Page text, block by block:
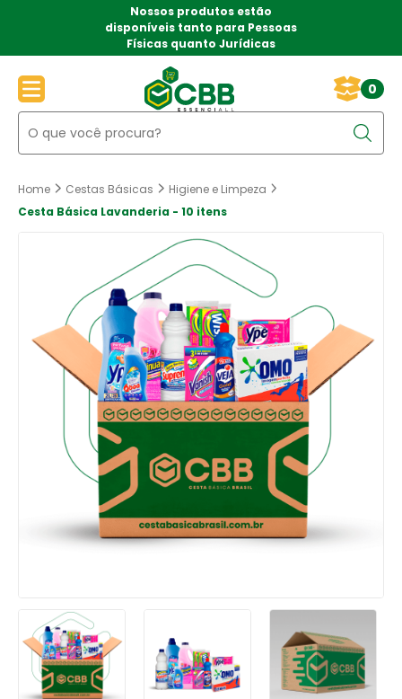
Nossos produtos estão
disponíveis tanto para Pessoas
Físicas quanto Jurídicas
Page 2 of 2
0
Home Cestas Básicas
Higiene e Limpeza
Cesta Básica Lavanderia - 10 itens